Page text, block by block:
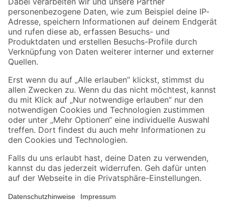
Zahlungsarten Versandarten
Sicher einkaufen
Jetzt die toom-App herunterladen
Alle Preisangaben in EUR inkl. gesetzl. MwSt.. Die dargestellten Angebote sind unter
Umständen nicht in allen Märkten verfügbar. Die angegebenen Verfügbarkeiten beziehen
Produkte nur solange der Vorrat reicht.
*Paketversand ab 59 € versandkostenfrei, gilt nicht für Artikel mit Speditionsversand, hier